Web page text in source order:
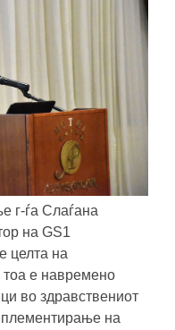
г-ѓа Слаѓана
на GS1
целта на
е навремено
во здравствениот
на